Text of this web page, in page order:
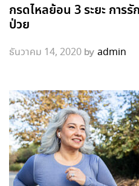
กรดไหลย้อน 3 ระยะ การรั
ป่วย
ธันวาคม 14, 2020 by admin